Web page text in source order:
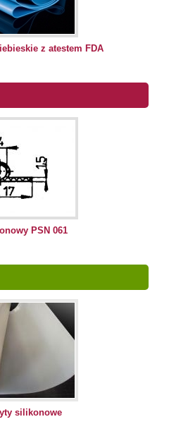
z atestem FDA
PSN 061
silikonowe